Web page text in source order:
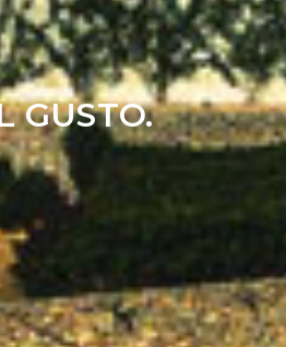
GUSTO.